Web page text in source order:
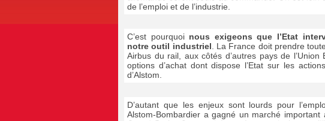
de l’emploi et de l’industrie.
C’est pourquoi nous exigeons que l’Etat
notre outil industriel. La France doit prendre
Airbus du rail, aux côtés d’autres pays de l’Union
options d’achat dont dispose l’Etat sur les
d’Alstom.
D’autant que les enjeux sont lourds pour
Alstom-Bombardier a gagné un marché